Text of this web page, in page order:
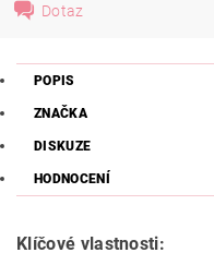
Dotaz
POPIS
ZNAČKA
DISKUZE
HODNOCENÍ
Klíčové vlastnosti: